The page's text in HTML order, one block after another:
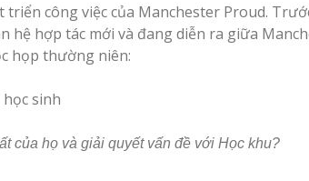
công việc của Manchester Proud.
hệ hợp tác mới và đang diễn ra giữa
họp thường niên:
sinh
của họ và giải quyết vấn đề với Học khu?